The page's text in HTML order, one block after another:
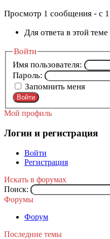
Просмотр 1 сообщения - с
Для ответа в этой
Войти
Имя пользователя:
Пароль:
Запомнить меня
Войти
Мой профиль
Логин и регистрация
Войти
Регистрация
Искать в форумах
Поиск:
Форумы
Форум
Последние темы